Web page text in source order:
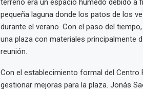
terreno era un espacio húmedo debido a
pequeña laguna donde los patos de los
durante el verano. Con el paso del
una plaza con materiales principalmente
reunión.
Con el establecimiento formal del
gestionar mejoras para la plaza. Jonás